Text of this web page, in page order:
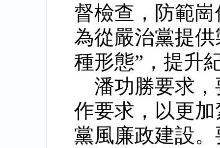
督檢查，防範
為從嚴治黨提
種形態”，提升
潘功勝要求
作要求，以更
黨風廉政建設